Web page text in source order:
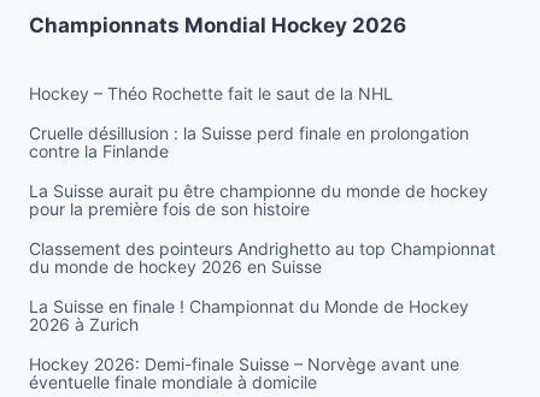
Championnats Mondial Hockey 2026
Hockey – Théo Rochette fait le saut de la NHL
Cruelle désillusion : la Suisse perd finale en prolongation
contre la Finlande
La Suisse aurait pu être championne du monde de hockey
pour la première fois de son histoire
Classement des pointeurs Andrighetto au top Championnat
du monde de hockey 2026 en Suisse
La Suisse en finale ! Championnat du Monde de Hockey
2026 à Zurich
Hockey 2026: Demi-finale Suisse – Norvège avant une
éventuelle finale mondiale à domicile